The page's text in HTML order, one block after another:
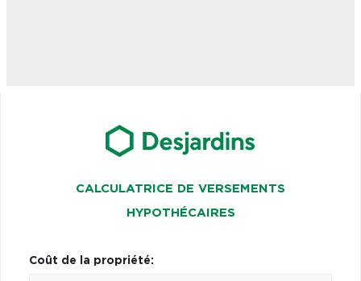
CALCULATRICE DE VERSEMENTS
HYPOTHÉCAIRES
Coût de la propriété: